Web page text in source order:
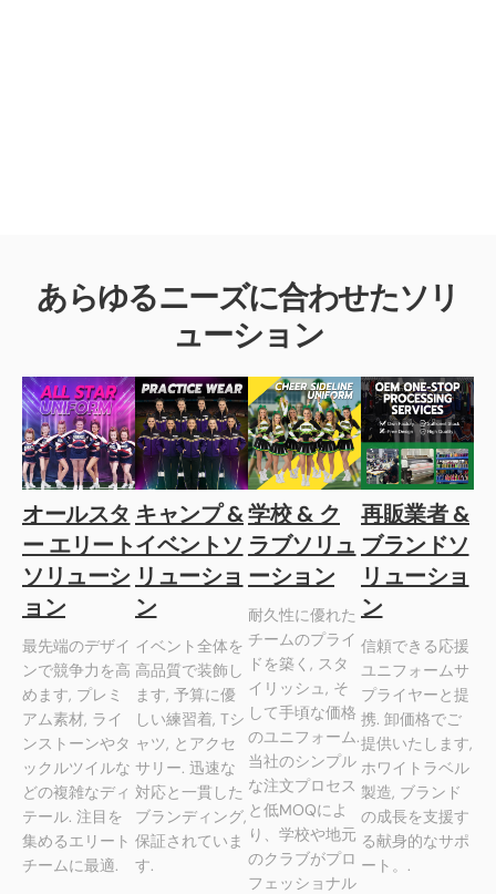
あらゆるニーズに合わせたソリ
ューション
オールスタ
ー エリート
ソリューシ
ョン
最先端のデザイ
ンで競争力を高
めます, プレミ
アム素材, ライ
ンストーンやタ
ックルツイルな
どの複雑なディ
テール. 注目を
集めるエリート
チームに最適.
キャンプ &
イベントソ
リューショ
ン
イベント全体を
高品質で装飾し
ます, 予算に優
しい練習着, Tシ
ャツ, とアクセ
サリー. 迅速な
対応と一貫した
ブランディング,
保証されていま
す.
学校 & ク
ラブソリュ
ーション
耐久性に優れた
チームのプライ
ドを築く, スタ
イリッシュ, そ
して手頃な価格
のユニフォーム.
当社のシンプル
な注文プロセス
と低MOQによ
り、学校や地元
のクラブがプロ
フェッショナル
再販業者 &
ブランドソ
リューショ
ン
信頼できる応援
ユニフォームサ
プライヤーと提
携. 卸価格でご
提供いたします,
ホワイトラベル
製造, ブランド
の成長を支援す
る献身的なサポ
ート。.